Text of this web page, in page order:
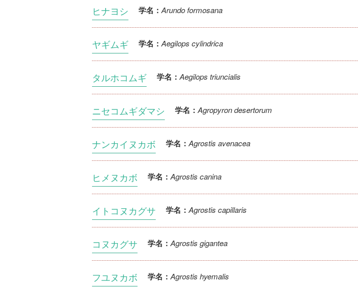
ヒナヨシ 学名： Arundo formosana
ヤギムギ 学名： Aegilops cylindrica
タルホコムギ 学名： Aegilops triuncialis
ニセコムギダマシ 学名： Agropyron desertorum
ナンカイヌカボ 学名： Agrostis avenacea
ヒメヌカボ 学名： Agrostis canina
イトコヌカグサ 学名： Agrostis capillaris
コヌカグサ 学名： Agrostis gigantea
フユヌカボ 学名： Agrostis hyemalis